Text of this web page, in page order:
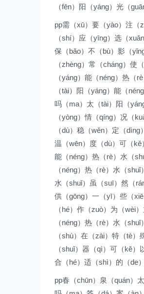
（fēn）阳（yáng）光（
pp需（xū）要（yào）注
（shí）应（yīng）选（
保（bǎo）不（bù）影（
（zhèng）常（cháng）使
（yáng）能（néng）热（
（tài）阳（yáng）能（
吗（ma）太（tài）阳（
（yòng）情（qíng）况（
（dù）稳（wěn）定（
温（wēn）度（dù）可（kě
能（néng）热（rè）水（
（néng）热（rè）水（
水（shuǐ）虽（suī）然（
供（gōng）一（yī）些（
（hé）作（zuò）为（wèi
（néng）热（rè）水（
（shù）在（zài）特（tè
（shuǐ）器（qì）可（kě
合（hé）适（shì）的（de
pp春（chūn）泉（quán）